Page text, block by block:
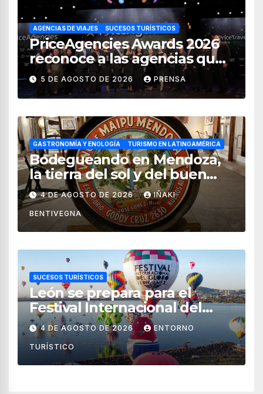
AGENCIAS DE VIAJES SUCESOS TURÍSTICOS
PriceAgencies Awards 2026
reconoce a las agencias que
impulsan el crecimiento del
turismo en México
5 DE AGOSTO DE 2026 PRENSA
GASTRONOMÍA Y ENOLOGÍA TURISMO EN LATINOAMÉRICA
Bodegueando en Mendoza,
la tierra del sol y del buen
vino
4 DE AGOSTO DE 2026 IÑAKI
BENTIVEGNA
SUCESOS TURÍSTICOS
León se prepara para el
Festival Internacional del
Globo 2026 con pilotos de 25
países
4 DE AGOSTO DE 2026 ENTORNO
TURÍSTICO